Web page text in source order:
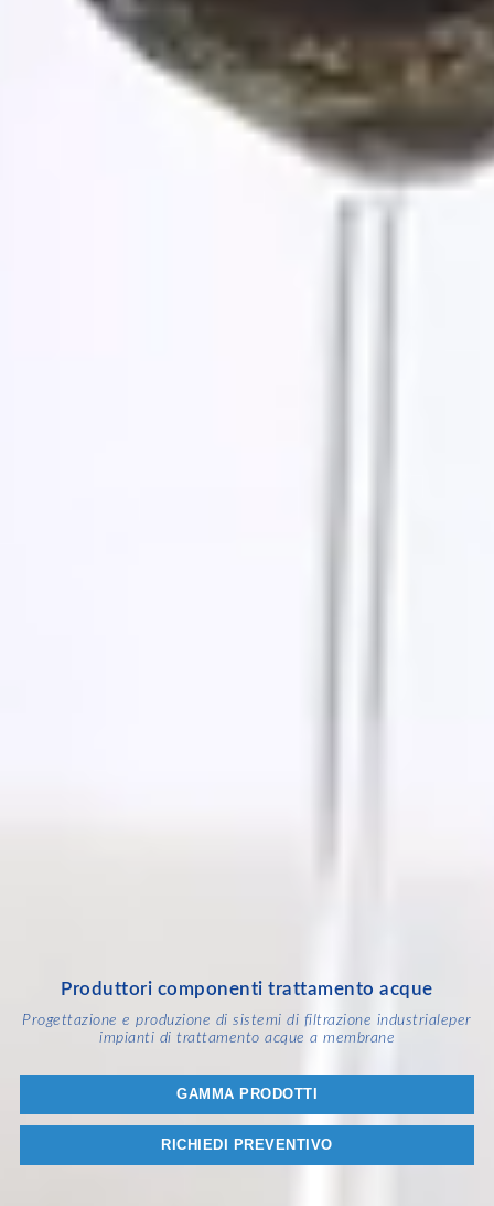
Produttori componenti trattamento acque
Progettazione e produzione di sistemi di filtrazione industrialeper
impianti di trattamento acque a membrane
GAMMA PRODOTTI
RICHIEDI PREVENTIVO